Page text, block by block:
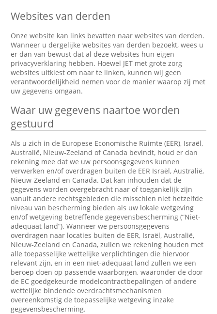
Websites van derden
Onze website kan links bevatten naar websites van derden.
Wanneer u dergelijke websites van derden bezoekt, wees u
er dan van bewust dat al deze websites hun eigen
privacyverklaring hebben. Hoewel JET met grote zorg
websites uitkiest om naar te linken, kunnen wij geen
verantwoordelijkheid nemen voor de manier waarop zij met
uw gegevens omgaan.
Waar uw gegevens naartoe worden
gestuurd
Als u zich in de Europese Economische Ruimte (EER), Israël,
Australië, Nieuw-Zeeland of Canada bevindt, houd er dan
rekening mee dat we uw persoonsgegevens kunnen
verwerken en/of overdragen buiten de EER Israël, Australië,
Nieuw-Zeeland en Canada. Dat kan inhouden dat de
gegevens worden overgebracht naar of toegankelijk zijn
vanuit andere rechtsgebieden die misschien niet hetzelfde
niveau van bescherming bieden als uw lokale wetgeving
en/of wetgeving betreffende gegevensbescherming (“Niet-
adequaat land”). Wanneer we persoonsgegevens
overdragen naar locaties buiten de EER, Israël, Australië,
Nieuw-Zeeland en Canada, zullen we rekening houden met
alle toepasselijke wettelijke verplichtingen die hiervoor
relevant zijn, en in een niet-adequaat land zullen we een
beroep doen op passende waarborgen, waaronder de door
de EC goedgekeurde modelcontractbepalingen of andere
wettelijke bindende overdrachtsmechanismen
overeenkomstig de toepasselijke wetgeving inzake
gegevensbescherming.